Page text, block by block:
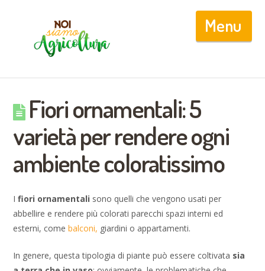
Fiori ornamentali: 5
varietà per rendere ogni
ambiente coloratissimo
Ifiori ornamentali sono quelli che vengono usati per
abbellire e rendere più colorati parecchi spazi interni ed
esterni, comebalconi, giardini o appartamenti.
In genere, questa tipologia di piante può essere coltivata sia